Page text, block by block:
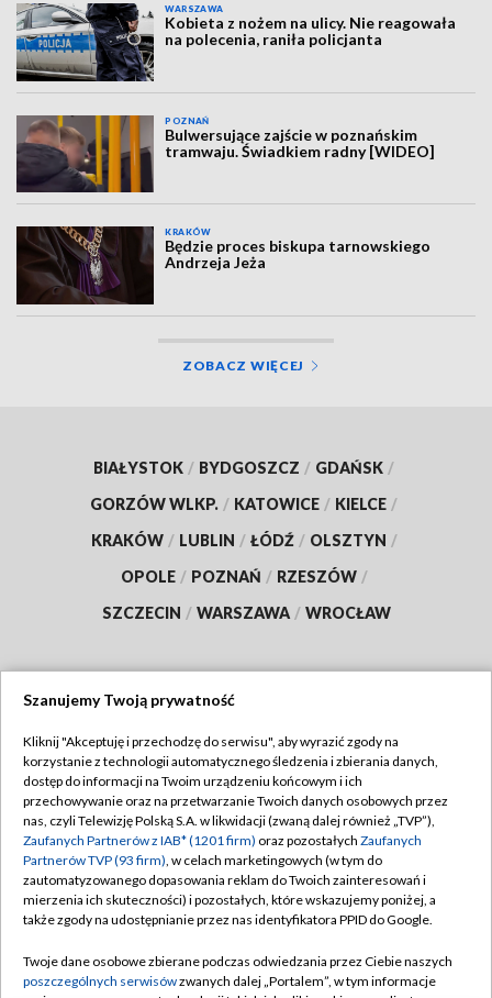
WARSZAWA
Kobieta z nożem na ulicy. Nie reagowała
na polecenia, raniła policjanta
POZNAŃ
Bulwersujące zajście w poznańskim
tramwaju. Świadkiem radny [WIDEO]
KRAKÓW
Będzie proces biskupa tarnowskiego
Andrzeja Jeża
ZOBACZ WIĘCEJ
BIAŁYSTOK / BYDGOSZCZ / GDAŃSK /
GORZÓW WLKP. / KATOWICE / KIELCE /
KRAKÓW / LUBLIN / ŁÓDŹ / OLSZTYN /
OPOLE / POZNAŃ / RZESZÓW /
SZCZECIN / WARSZAWA / WROCŁAW
TVP
Abonament TVP
Emisja w TVP
Centrum informacji TVP
Naziemna Telewizja Cyfrowa
Rada Programowa
Regulamin TVP
Polityka prywatności
Moje zgody
Pomoc
Kontakt
Szanujemy Twoją prywatność
Kliknij "Akceptuję i przechodzę do serwisu", aby wyrazić zgody na
korzystanie z technologii automatycznego śledzenia i zbierania danych,
dostęp do informacji na Twoim urządzeniu końcowym i ich
przechowywanie oraz na przetwarzanie Twoich danych osobowych przez
nas, czyli Telewizję Polską S.A. w likwidacji (zwaną dalej również „TVP”),
Zaufanych Partnerów z IAB* (1201 firm) oraz pozostałych Zaufanych
Partnerów TVP (93 firm), w celach marketingowych (w tym do
zautomatyzowanego dopasowania reklam do Twoich zainteresowań i
mierzenia ich skuteczności) i pozostałych, które wskazujemy poniżej, a
także zgody na udostępnianie przez nas identyfikatora PPID do Google.
Twoje dane osobowe zbierane podczas odwiedzania przez Ciebie naszych
poszczególnych serwisówzwanych dalej „Portalem”, w tym informacje